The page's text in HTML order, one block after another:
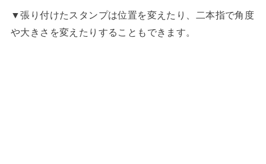
▼張り付けたスタンプは位置を変えたり、二本指で角度
や大きさを変えたりすることもできます。